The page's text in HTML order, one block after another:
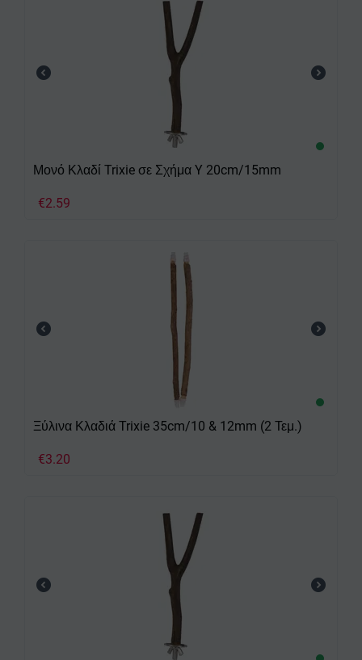
Μονό Κλαδί Trixie σε Σχήμα Y 20cm/15mm
€2.59
Ξύλινα Κλαδιά Trixie 35cm/10 & 12mm (2 Τεμ.)
€3.20